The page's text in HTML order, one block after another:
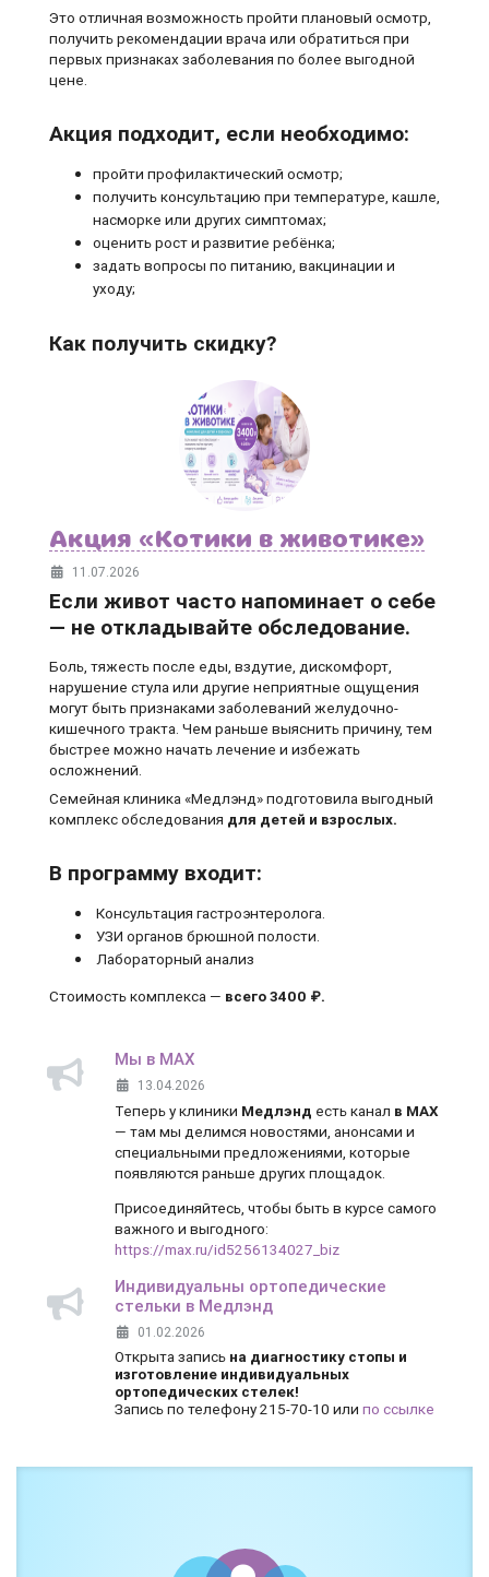
Это отличная возможность пройти плановый осмотр,
получить рекомендации врача или обратиться при
первых признаках заболевания по более выгодной
цене.
Акция подходит, если необходимо:
пройти профилактический осмотр;
получить консультацию при температуре, кашле,
насморке или других симптомах;
оценить рост и развитие ребёнка;
задать вопросы по питанию, вакцинации и
уходу;
Как получить скидку?
Акция «Котики в животике»
11.07.2026
Если живот часто напоминает о себе
— не откладывайте обследование.
Боль, тяжесть после еды, вздутие, дискомфорт,
нарушение стула или другие неприятные ощущения
могут быть признаками заболеваний желудочно-
кишечного тракта. Чем раньше выяснить причину, тем
быстрее можно начать лечение и избежать
осложнений.
Семейная клиника «Медлэнд» подготовила выгодный
комплекс обследования для детей и взрослых.
В программу входит:
Консультация гастроэнтеролога.
УЗИ органов брюшной полости.
Лабораторный анализ
Стоимость комплекса — всего 3400 ₽.
Мы в MAX
13.04.2026
Теперь у клиники Медлэнд есть канал в MAX
— там мы делимся новостями, анонсами и
специальными предложениями, которые
появляются раньше других площадок.
Присоединяйтесь, чтобы быть в курсе самого
важного и выгодного:
https://max.ru/id5256134027_biz
Индивидуальны ортопедические
стельки в Медлэнд
01.02.2026
Открыта запись на диагностику стопы и
изготовление индивидуальных
ортопедических стелек!
Запись по телефону 215-70-10 или по ссылке